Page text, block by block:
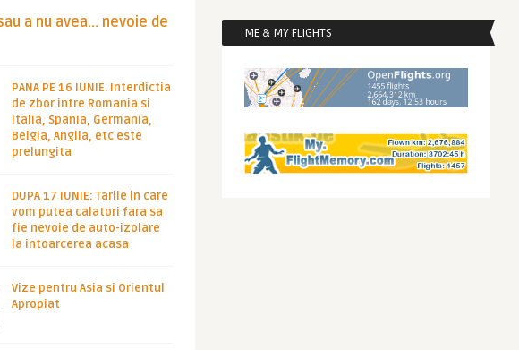
a nu avea… nevoie de
PANA PE 16 IUNIE. Interdictia
de zbor intre Romania si
Italia, Spania, Germania,
Belgia, Anglia, etc este
prelungita
DUPA 17 IUNIE: Tarile in care
vom putea calatori fara sa
fie nevoie de auto-izolare
la intoarcerea acasa
Vize pentru Asia si Orientul
Apropiat
ME & MY FLIGHTS